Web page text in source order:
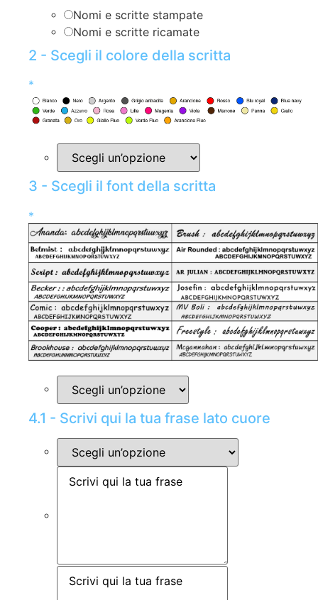
Nomi e scritte stampate
Nomi e scritte ricamate
2 - Scegli il colore della scritta
*
3 - Scegli il font della scritta
*
4.1 - Scrivi qui la tua frase lato cuore